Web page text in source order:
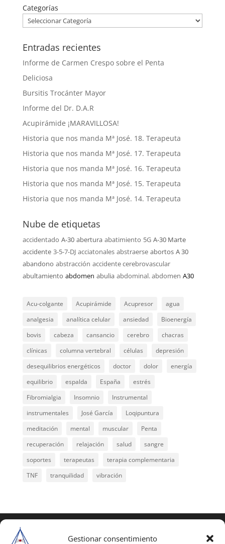
Gestionar consentimiento
Categorías
Entradas recientes
Informe de Carmen Crespo sobre el Penta
Deliciosa
Bursitis Trocánter Mayor
Informe del Dr. D.A.R
Acupirámide ¡MARAVILLOSA!
Historia que nos manda Mª José. 18. Terapeuta
Historia que nos manda Mª José. 17. Terapeuta
Historia que nos manda Mª José. 16. Terapeuta
Historia que nos manda Mª José. 15. Terapeuta
Historia que nos manda Mª José. 14. Terapeuta
Nube de etiquetas
accidentado A-30 abertura abatimiento 5G A-30 Marte
accidente 3-5-7-DJ acciatonales abstraerse abortos A 30
abandono abstracción accidente cerebrovascular
abultamiento abdomen abulia abdominal. abdomen A30
Acu-colgante Acupirámide Acupresor
agua
analgesia
analítica celular ansiedad
Bioenergía
bovis
cabeza cansancio cerebro
chacras
clínicas
columna vertebral células
depresión
desequilibrios energéticos
doctor dolor
energía
equilibrio
espalda España
estrés
Fibromialgia
Insomnio
Instrumental
instrumentales
José García
Loqipuntura
meditación
mental muscular
Penta
recuperación
relajación salud
sangre
soportes
terapeutas
terapia complementaria
TNF
tranquilidad vibración
reservados